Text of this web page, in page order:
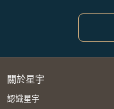
關於星宇
認識星宇